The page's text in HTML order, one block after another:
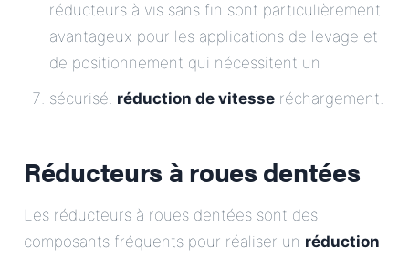
réducteurs à vis sans fin sont particulièrement
avantageux pour les applications de levage et
de positionnement qui nécessitent un
sécurisé. réduction de vitesse réchargement.
Réducteurs à roues dentées
Les réducteurs à roues dentées sont des
composants fréquents pour réaliser un réduction